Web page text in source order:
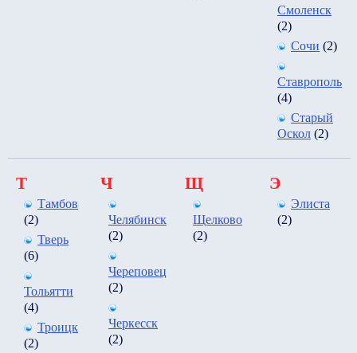
Смоленск
(2)
Сочи (2)
Ставрополь
(4)
Старый
Оскол (2)
Т
Тамбов
(2)
Тверь
(6)
Тольятти
(4)
Троицк
(2)
Ч
Челябинск
(2)
Череповец
(2)
Черкесск
(2)
Щ
Щелково
(2)
Э
Элиста
(2)